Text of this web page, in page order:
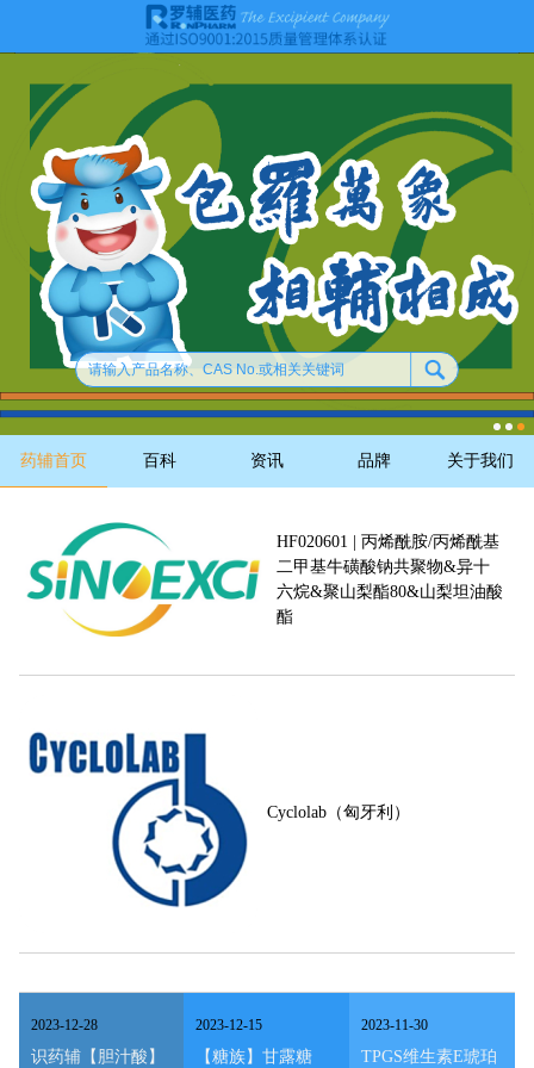
药辅首页 百科 资讯 品牌 关于我们
HF020601 | 丙烯酰胺/丙烯酰基
二甲基牛磺酸钠共聚物&异十
六烷&聚山梨酯80&山梨坦油酸
酯
Cyclolab（匈牙利）
识药辅【胆汁酸】
2023-12-28
【糖族】甘露糖
2023-12-15
TPGS维生素E琥珀
2023-11-30